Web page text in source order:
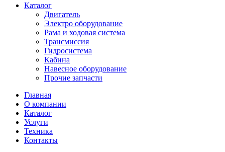
Каталог
Двигатель
Электро оборудование
Рама и ходовая система
Трансмиссия
Гидросистема
Кабина
Навесное оборудование
Прочие запчасти
Главная
О компании
Каталог
Услуги
Техника
Контакты